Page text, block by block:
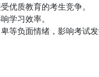
优质教育的考生竞争。
学习效率。
等负面情绪，影响考试发